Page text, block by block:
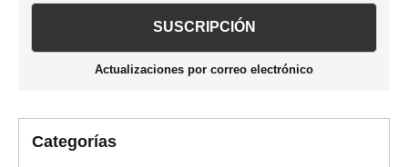
principal
Actualizaciones por correo electrónico
Categorías